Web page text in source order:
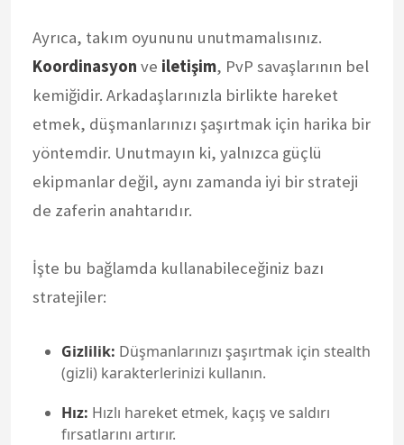
Ayrıca, takım oyununu unutmamalısınız.
Koordinasyon ve iletişim, PvP savaşlarının bel
kemiğidir. Arkadaşlarınızla birlikte hareket
etmek, düşmanlarınızı şaşırtmak için harika bir
yöntemdir. Unutmayın ki, yalnızca güçlü
ekipmanlar değil, aynı zamanda iyi bir strateji
de zaferin anahtarıdır.
İşte bu bağlamda kullanabileceğiniz bazı
stratejiler:
Gizlilik: Düşmanlarınızı şaşırtmak için stealth
(gizli) karakterlerinizi kullanın.
Hız: Hızlı hareket etmek, kaçış ve saldırı
fırsatlarını artırır.